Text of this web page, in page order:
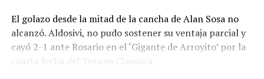
El golazo desde la mitad de la cancha de Alan Sosa no
alcanzó. Aldosivi, no pudo sostener su ventaja parcial y
cayó 2-1 ante Rosario en el ‘Gigante de Arroyito’ por la
cuarta fecha del Torneo Clausura.